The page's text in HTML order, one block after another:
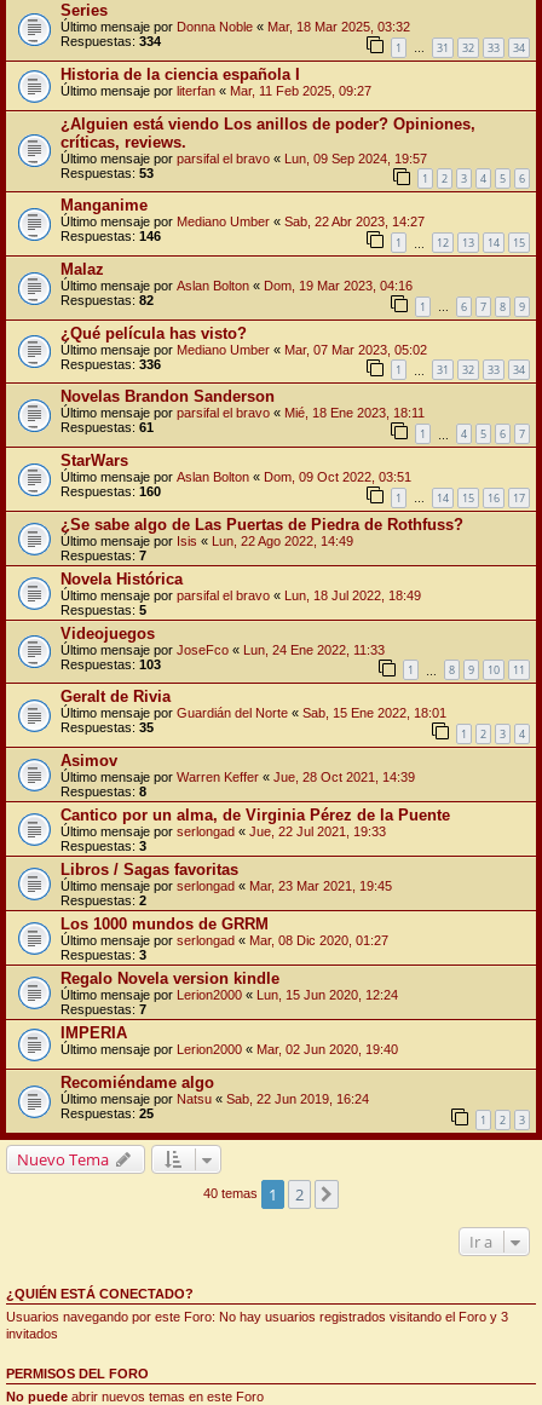
Series
Último mensaje por Donna Noble « Mar, 18 Mar 2025, 03:32
Respuestas: 334 1 … 31 32 33 34
Historia de la ciencia española I
Último mensaje por literfan « Mar, 11 Feb 2025, 09:27
¿Alguien está viendo Los anillos de poder? Opiniones,
críticas, reviews.
Último mensaje por parsifal el bravo « Lun, 09 Sep 2024, 19:57
Respuestas: 53 1 2 3 4 5 6
Manganime
Último mensaje por Mediano Umber « Sab, 22 Abr 2023, 14:27
Respuestas: 146 1 12 13 14 15
Malaz
Último mensaje por Aslan Bolton « Dom, 19 Mar 2023, 04:16
Respuestas: 82 1 … 6 7 8 9
¿Qué película has visto?
Último mensaje por Mediano Umber « Mar, 07 Mar 2023, 05:02
Respuestas: 336 1 31 32 33 34
Novelas Brandon Sanderson
Último mensaje por parsifal el bravo « Mié, 18 Ene 2023, 18:11
Respuestas: 61 1 4 5 6 7
StarWars
Último mensaje por Aslan Bolton « Dom, 09 Oct 2022, 03:51
Respuestas: 160 1 … 14 15 16 17
¿Se sabe algo de Las Puertas de Piedra de Rothfuss?
Último mensaje por Isis « Lun, 22 Ago 2022, 14:49
Respuestas: 7
Novela Histórica
Último mensaje por parsifal el bravo « Lun, 18 Jul 2022, 18:49
Respuestas: 5
Videojuegos
Último mensaje por JoseFco « Lun, 24 Ene 2022, 11:33
Respuestas: 103 1 8 9 10 11
Geralt de Rivia
Último mensaje por Guardián del Norte « Sab, 15 Ene 2022, 18:01
Respuestas: 35 1 2 3 4
Asimov
Último mensaje por Warren Keffer « Jue, 28 Oct 2021, 14:39
Respuestas: 8
Cantico por un alma, de Virginia Pérez de la Puente
Último mensaje por serlongad « Jue, 22 Jul 2021, 19:33
Respuestas: 3
Libros / Sagas favoritas
Último mensaje por serlongad « Mar, 23 Mar 2021, 19:45
Respuestas: 2
Los 1000 mundos de GRRM
Último mensaje por serlongad « Mar, 08 Dic 2020, 01:27
Respuestas: 3
Regalo Novela version kindle
Último mensaje por Lerion2000 « Lun, 15 Jun 2020, 12:24
Respuestas: 7
IMPERIA
Último mensaje por Lerion2000 « Mar, 02 Jun 2020, 19:40
Recomiéndame algo
Último mensaje por Natsu « Sab, 22 Jun 2019, 16:24
Respuestas: 25 1 2 3
Nuevo Tema
40 temas 1 2
Ir a
¿QUIÉN ESTÁ CONECTADO?
Usuarios navegando por este Foro: No hay usuarios registrados visitando el Foro y 3
invitados
PERMISOS DEL FORO
No puede abrir nuevos temas en este Foro